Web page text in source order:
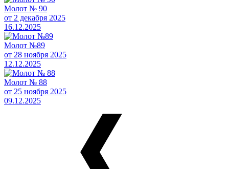
Молот № 90
от 2 декабря 2025
16.12.2025
Молот №89
от 28 ноября 2025
12.12.2025
Молот № 88
от 25 ноября 2025
09.12.2025